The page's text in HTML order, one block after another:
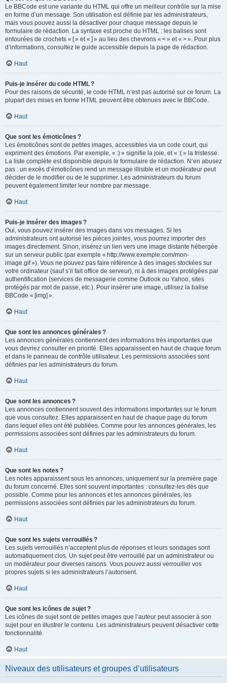
Le BBCode est une variante du HTML qui offre un meilleur contrôle sur la mise
en forme d’un message. Son utilisation est définie par les administrateurs,
mais vous pouvez aussi la désactiver pour chaque message depuis le
formulaire de rédaction. La syntaxe est proche du HTML : les balises sont
entourées de crochets « [ » et « ] » au lieu des chevrons « < » et « > ». Pour plus
d’informations, consultez le guide accessible depuis la page de rédaction.
Haut
Puis-je insérer du code HTML ?
Pour des raisons de sécurité, le code HTML n’est pas autorisé sur ce forum. La
plupart des mises en forme HTML peuvent être obtenues avec le BBCode.
Haut
Que sont les émoticônes ?
Les émoticônes sont de petites images, accessibles via un code court, qui
expriment des émotions. Par exemple, « :) » signifie la joie, et « :( » la tristesse.
La liste complète est disponible depuis le formulaire de rédaction. N’en abusez
pas : un excès d’émoticônes rend un message illisible et un modérateur peut
décider de le modifier ou de le supprimer. Les administrateurs du forum
peuvent également limiter leur nombre par message.
Haut
Puis-je insérer des images ?
Oui, vous pouvez insérer des images dans vos messages. Si les
administrateurs ont autorisé les pièces jointes, vous pourrez importer des
images directement. Sinon, insérez un lien vers une image distante hébergée
sur un serveur public (par exemple « http://www.exemple.com/mon-
image.gif »). Vous ne pouvez pas faire référence à des images stockées sur
votre ordinateur (sauf s’il fait office de serveur), ni à des images protégées par
authentification (services de messagerie comme Outlook ou Yahoo, sites
protégés par mot de passe, etc.). Pour insérer une image, utilisez la balise
BBCode « [img] ».
Haut
Que sont les annonces générales ?
Les annonces générales contiennent des informations très importantes que
vous devriez consulter en priorité. Elles apparaissent en haut de chaque forum
et dans le panneau de contrôle utilisateur. Les permissions associées sont
définies par les administrateurs du forum.
Haut
Que sont les annonces ?
Les annonces contiennent souvent des informations importantes sur le forum
que vous consultez. Elles apparaissent en haut de chaque page du forum
dans lequel elles ont été publiées. Comme pour les annonces générales, les
permissions associées sont définies par les administrateurs du forum.
Haut
Que sont les notes ?
Les notes apparaissent sous les annonces, uniquement sur la première page
du forum concerné. Elles sont souvent importantes : consultez-les dès que
possible. Comme pour les annonces et les annonces générales, les
permissions associées sont définies par les administrateurs du forum.
Haut
Que sont les sujets verrouillés ?
Les sujets verrouillés n’acceptent plus de réponses et leurs sondages sont
automatiquement clos. Un sujet peut être verrouillé par un administrateur ou
un modérateur pour diverses raisons. Vous pouvez aussi verrouiller vos
propres sujets si les administrateurs l’autorisent.
Haut
Que sont les icônes de sujet ?
Les icônes de sujet sont de petites images que l’auteur peut associer à son
sujet pour en illustrer le contenu. Les administrateurs peuvent désactiver cette
fonctionnalité.
Haut
Niveaux des utilisateurs et groupes d’utilisateurs